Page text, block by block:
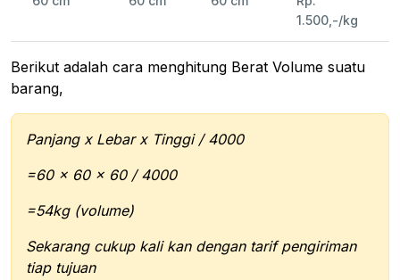
1.500,-/kg
Berikut adalah cara menghitung Berat Volume suatu
barang,
Panjang x Lebar x Tinggi / 4000
=60 x 60 x 60 / 4000
=54kg (volume)
Sekarang cukup kali kan dengan tarif pengiriman
tiap tujuan